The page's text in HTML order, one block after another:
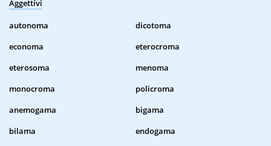
Aggettivi
autonoma
dicotoma
economa
eterocroma
eterosoma
menoma
monocroma
policroma
anemogama
bigama
bilama
endogama